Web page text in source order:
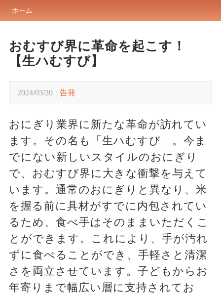
ホーム
おむすび界に革命を起こす！
【生ハむすび】
2024/03/20 告発
おにぎり業界に新たな革命が訪れてい
ます。その名も「生ハむすび」。今ま
でにない新しいスタイルのおにぎり
で、おむすび界に大きな衝撃を与えて
います。通常のおにぎりと異なり、米
を握る前に具材がすでに内包されてい
るため、食べ手はそのままいただくこ
とができます。これにより、手が汚れ
ずに食べることができ、手軽さと清潔
さを両立させています。子どもからお
年寄りまで幅広い層に支持されてお